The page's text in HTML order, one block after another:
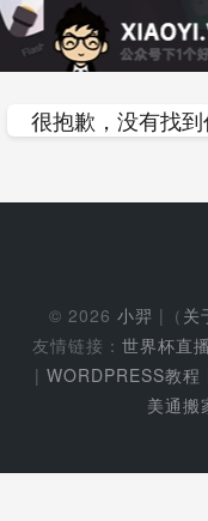
很抱歉，没有找到
© 2026 小羿 |（ 关
友情链接： 世界杯直播
| WORDPRESS教程
美通搬